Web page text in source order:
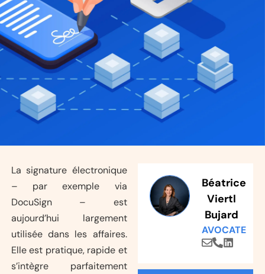
La signature électronique
– par exemple via
DocuSign – est
aujourd’hui largement
utilisée dans les affaires.
Elle est pratique, rapide et
s’intègre parfaitement
Béatrice
Viertl
Bujard
AVOCATE